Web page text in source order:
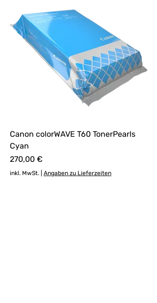
Canon colorWAVE T60 TonerPearls
Cyan
Preis
270,00 €
inkl. MwSt. Angaben zu Lieferzeiten